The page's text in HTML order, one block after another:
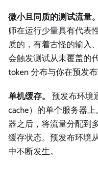
微小且同质的测试流量。
师在运行少量具有代表
质的，有着古怪的输入
会触发测试从未覆盖的
token 分布与你在预发
单机缓存。
预发布环境
cache）的单个服务器
器之后，将流量分配到
缓存状态。预发布环境
中不断发生。